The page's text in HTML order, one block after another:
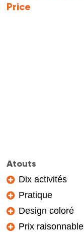
Price
Atouts
Dix activités
Pratique
Design coloré
Prix raisonnable